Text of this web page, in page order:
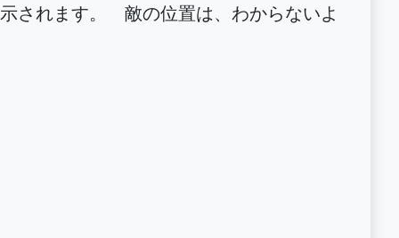
されます。 敵の位置は、わからないよ